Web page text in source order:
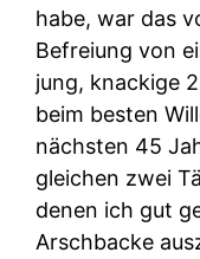
habe, war das
Befreiung von
jung, knackige
beim besten
nächsten 45
gleichen zwei
denen ich gut
Arschbacke